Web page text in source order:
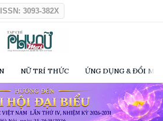
ISSN: 3093-382X
NỮ TRÍ THỨC ỨNG DỤNG & ĐỔI